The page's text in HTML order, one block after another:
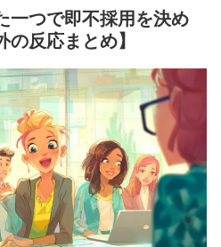
一つで即不採用を決め
反応まとめ】